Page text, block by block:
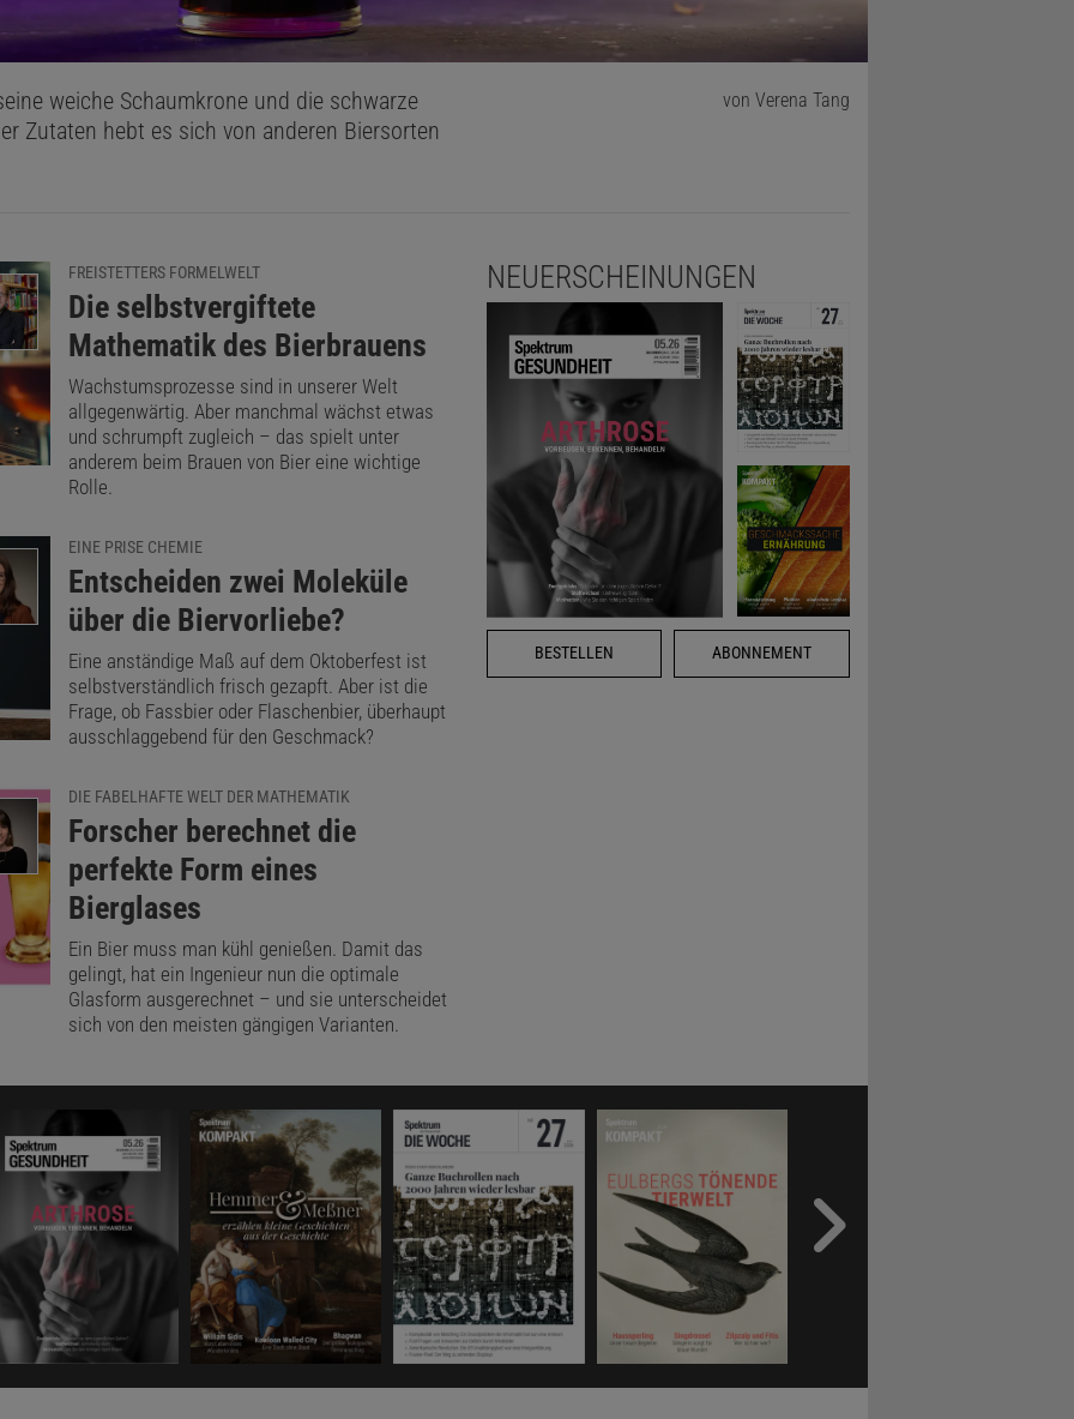
weiche Schaumkrone und die schwarze
Zutaten hebt es sich von anderen Biersorten
von Verena Tang
FREISTETTERS FORMELWELT
:
Die selbstvergiftete
Mathematik des Bierbrauens
Wachstumsprozesse sind in unserer Welt
allgegenwärtig. Aber manchmal wächst etwas
und schrumpft zugleich – das spielt unter
anderem beim Brauen von Bier eine wichtige
Rolle.
EINE PRISE CHEMIE
:
Entscheiden zwei Moleküle
über die Biervorliebe?
Eine anständige Maß auf dem Oktoberfest ist
selbstverständlich frisch gezapft. Aber ist die
Frage, ob Fassbier oder Flaschenbier, überhaupt
ausschlaggebend für den Geschmack?
DIE FABELHAFTE WELT DER MATHEMATIK
:
Forscher berechnet die
perfekte Form eines
Bierglases
Ein Bier muss man kühl genießen. Damit das
gelingt, hat ein Ingenieur nun die optimale
Glasform ausgerechnet – und sie unterscheidet
sich von den meisten gängigen Varianten.
NEUERSCHEINUNGEN
BESTELLEN ABONNEMENT